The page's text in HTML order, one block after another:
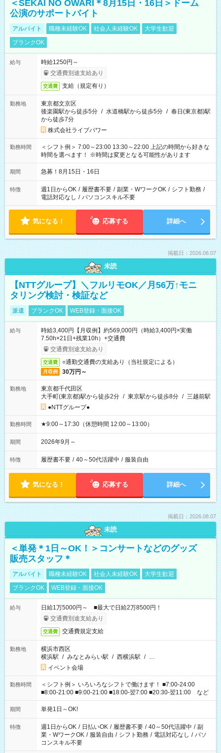
＜SEKAI NO OWARI＊8月15日・16日＞ドーム
公演のサポートバイト
アルバイト 職種未経験OK 社会人未経験OK
大学生歓迎
ブランクOK
給与
時給1250円～
交通費別途支給あり
交通費 支給（規定有り）
勤務地
東京都文京区
後楽園駅から徒歩5分 / 水道橋駅から徒歩5分 / 春日(東京都)駅
から徒歩7分
株式会社ライブパワー
勤務時間
＜シフト例＞ 7:00～23:00 13:30～22:00 上記の時間から好きな
時間を選べます！ ※時間は変更となる可能性があります
期間 急募！8月15日・16日
特徴 週1日からOK / 履歴書不要 / 副業・WワークOK / シフト勤務 /
電話対応なし / パソコンスキル不要
気になる！ 応募する 詳細へ
掲載日：2026.08.07
未読
【NTTグループ】＼フルリモOK／月56万↑モニ
タリング検討・検証など
派遣 ブランクOK WEB登録・面接OK
給与
時給3,400円【月収例】約569,000円（時給3,400円×実働
7.50h×21日+残業10h）+交通費
交通費別途支給あり
交通費 ○通勤交通費の支給あり（当社規定による）
月収例 30万円～
勤務地
東京都千代田区
大手町(東京都)駅から徒歩2分 / 東京駅から徒歩8分 / 三越前駅
●NTTグループ●
勤務時間 ★9:00～17:30（休憩時間 12:00～13:00）
期間 2026年9月～
特徴 履歴書不要 / 40～50代活躍中 / 服装自由
気になる！ 応募する 詳細へ
掲載日：2026.08.07
未読
＜単発＊1日～OK！＞コンサートなどのグッズ
販売スタッフ＊
アルバイト 職種未経験OK 社会人未経験OK
大学生歓迎
ブランクOK
WEB登録・面接OK
給与
日給1万5000円～ ■最大で日給2万8500円！
交通費別途支給あり
交通費 交通費規定支給
勤務地
横浜市西区
横浜駅 / みなとみらい駅 / 西横浜駅 / …
イベント会場
勤務時間
＜シフト例＞ いろいろなシフトで働けます！ ■7:00-24:00
■8:00-21:00 ■9:00-21:00 ■18:00-翌7:00 ■20:30-翌11:00 など
期間 単発1日～OK!
特徴 週1日からOK / 日払いOK / 履歴書不要 / 40～50代活躍中 / 副
業・WワークOK / 服装自由 / シフト勤務 / 電話対応なし / パソ
コンスキル不要